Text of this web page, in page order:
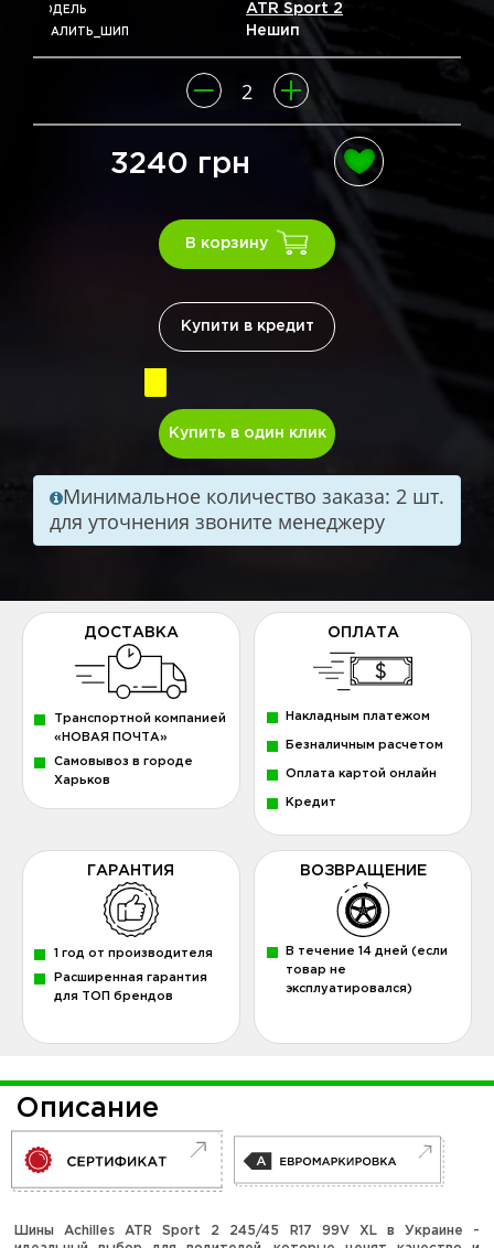
МОДЕЛЬ ATR Sport 2
УДАЛИТЬ_ШИП Нешип
3240 грн
В корзину
Купити в кредит
Купить в один клик
Минимальное количество заказа: 2 шт.
для уточнения звоните менеджеру
ДОСТАВКА
Транспортной компанией
«НОВАЯ ПОЧТА»
Самовывоз в городе
Харьков
ОПЛАТА
Накладным платежом
Безналичным расчетом
Оплата картой онлайн
Кредит
ГАРАНТИЯ
1 год от производителя
Расширенная гарантия
для ТОП брендов
ВОЗВРАЩЕНИЕ
В течение 14 дней (если
товар не
эксплуатировался)
Описание
Шины Achilles ATR Sport 2 245/45 R17 99V XL в Украине -